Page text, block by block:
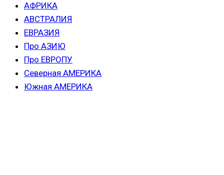
АФРИКА
АВСТРАЛИЯ
ЕВРАЗИЯ
Про АЗИЮ
Про ЕВРОПУ
Северная АМЕРИКА
Южная АМЕРИКА